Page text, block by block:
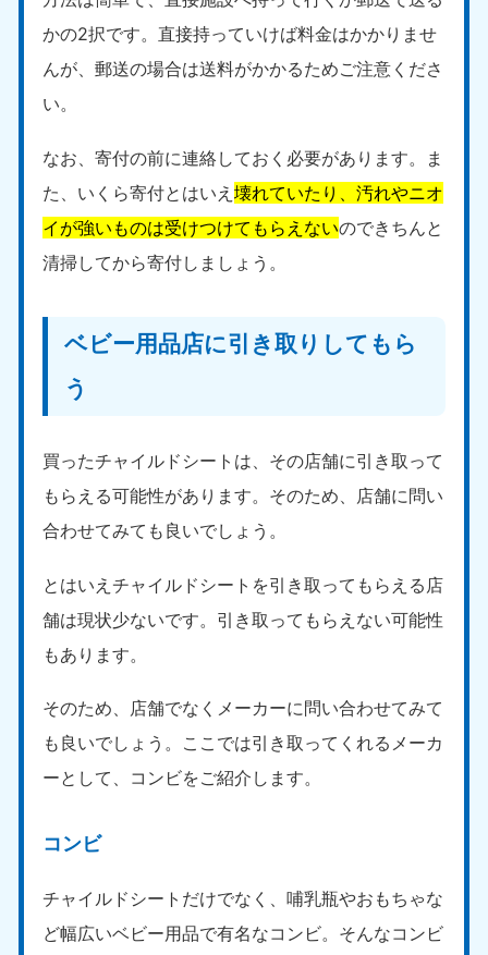
かの2択です。直接持っていけば料金はかかりませ
んが、郵送の場合は送料がかかるためご注意くださ
い。
なお、寄付の前に連絡しておく必要があります。ま
た、いくら寄付とはいえ壊れていたり、汚れやニオ
イが強いものは受けつけてもらえないのできちんと
清掃してから寄付しましょう。
ベビー用品店に引き取りしてもら
う
買ったチャイルドシートは、その店舗に引き取って
もらえる可能性があります。そのため、店舗に問い
合わせてみても良いでしょう。
とはいえチャイルドシートを引き取ってもらえる店
舗は現状少ないです。引き取ってもらえない可能性
もあります。
そのため、店舗でなくメーカーに問い合わせてみて
も良いでしょう。ここでは引き取ってくれるメーカ
ーとして、コンビをご紹介します。
コンビ
チャイルドシートだけでなく、哺乳瓶やおもちゃな
ど幅広いベビー用品で有名なコンビ。そんなコンビ
9:00〜19:00 年中無休 9:00〜19:00 年中無休